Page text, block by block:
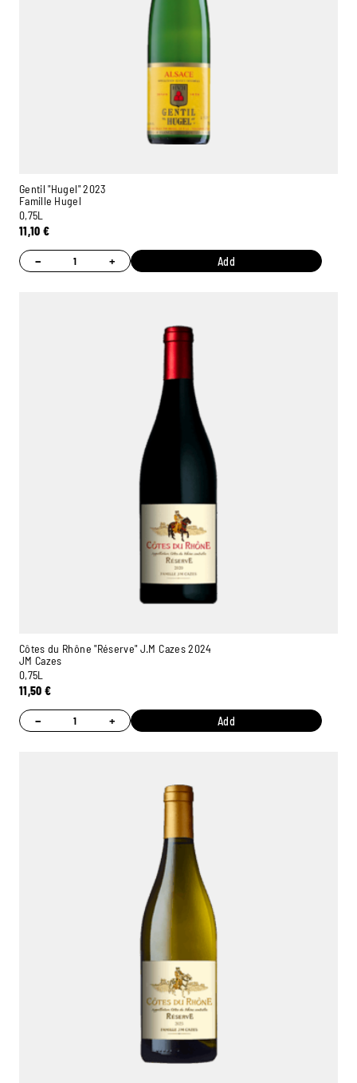
Gentil "Hugel" 2023
Famille Hugel
0,75L
11,10€
− + Add
Côtes du Rhône "Réserve" J.M Cazes 2024
JM Cazes
0,75L
11,50€
− + Add